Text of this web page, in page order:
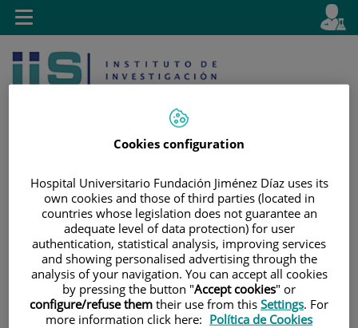
Saltar al contenido
activo
es
Buscar
Toggle
navigation
Cookies configuration
Hospital Universitario Fundación Jiménez Díaz uses its
own cookies and those of third parties (located in
countries whose legislation does not guarantee an
adequate level of data protection) for user
authentication, statistical analysis, improving services
and showing personalised advertising through the
analysis of your navigation. You can accept all cookies
by pressing the button "Accept cookies" or
configure/refuse them their use from this Settings. For
more information click here: Política de Cookies